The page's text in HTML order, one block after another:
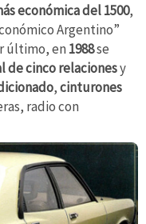
económica del 1500,
Argentino”
último, en 1988se
de cinco relacionesy
,cinturones
radio con